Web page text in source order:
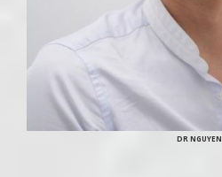
DR NGUYEN